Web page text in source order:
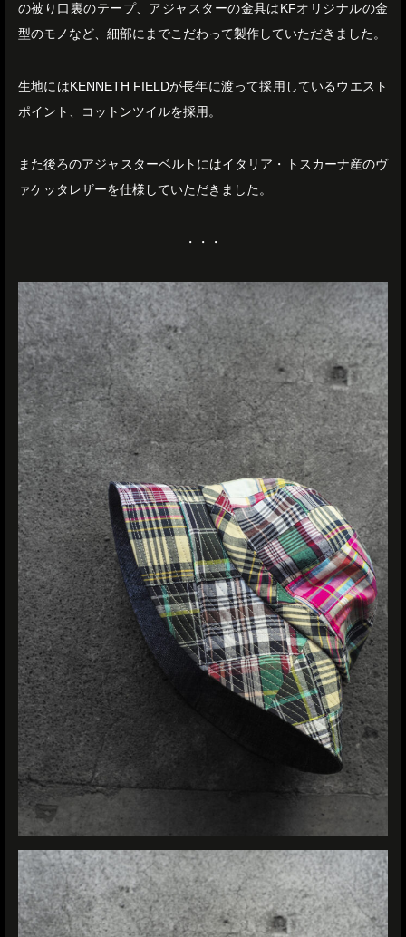
の被り口裏のテープ、アジャスターの金具はKFオリジナルの金
型のモノなど、細部にまでこだわって製作していただきました。
生地にはKENNETH FIELDが長年に渡って採用しているウエスト
ポイント、コットンツイルを採用。
また後ろのアジャスターベルトにはイタリア・トスカーナ産のヴ
ァケッタレザーを仕様していただきました。
・・・